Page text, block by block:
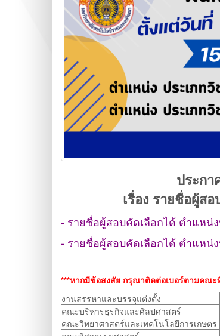
ประก
เรื่อง รายชื่อผู้ส
- รายชื่อผู้สอบคัดเลือกได้ ตำแหน่
- รายชื่อผู้สอบคัดเลือกได้ ตำแหน่
***หากมีข้อสงสัย กรุณาติดต่อเบอร์ตามคณ
งานสรรหาและบรรจุแต่งตั้ง
คณะบริหารธุรกิจและศิลปศาสตร์
คณะวิทยาศาสตร์และเทคโนโลยีการเกษตร